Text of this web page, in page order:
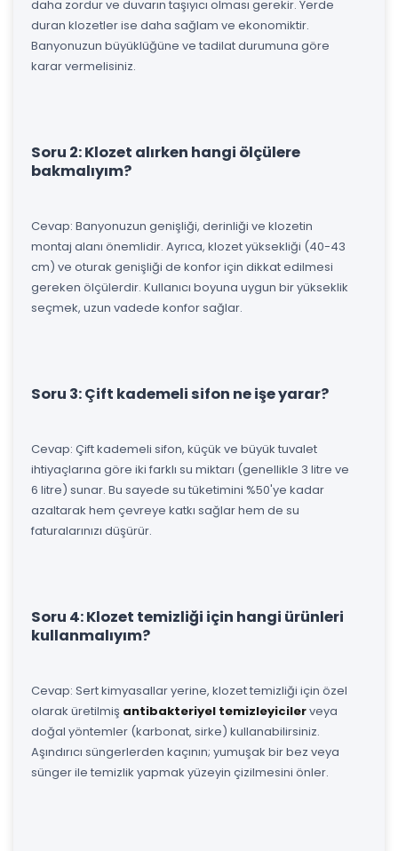
daha zordur ve duvarın taşıyıcı olması gerekir. Yerde
duran klozetler ise daha sağlam ve ekonomiktir.
Banyonuzun büyüklüğüne ve tadilat durumuna göre
karar vermelisiniz.
Soru 2: Klozet alırken hangi ölçülere
bakmalıyım?
Cevap: Banyonuzun genişliği, derinliği ve klozetin
montaj alanı önemlidir. Ayrıca, klozet yüksekliği (40-43
cm) ve oturak genişliği de konfor için dikkat edilmesi
gereken ölçülerdir. Kullanıcı boyuna uygun bir yükseklik
seçmek, uzun vadede konfor sağlar.
Soru 3: Çift kademeli sifon ne işe yarar?
Cevap: Çift kademeli sifon, küçük ve büyük tuvalet
ihtiyaçlarına göre iki farklı su miktarı (genellikle 3 litre ve
6 litre) sunar. Bu sayede su tüketimini %50'ye kadar
azaltarak hem çevreye katkı sağlar hem de su
faturalarınızı düşürür.
Soru 4: Klozet temizliği için hangi ürünleri
kullanmalıyım?
Cevap: Sert kimyasallar yerine, klozet temizliği için özel
olarak üretilmiş antibakteriyel temizleyicilerveya
doğal yöntemler (karbonat, sirke) kullanabilirsiniz.
Aşındırıcı süngerlerden kaçının; yumuşak bir bez veya
sünger ile temizlik yapmak yüzeyin çizilmesini önler.